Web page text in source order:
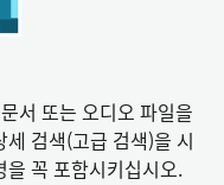
서 또는 오디오 파일을
검색(고급 검색)을 시
꼭 포함시키십시오.